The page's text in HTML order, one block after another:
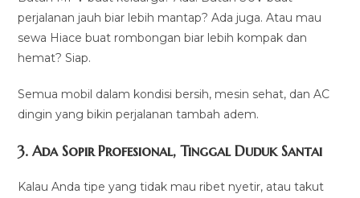
perjalanan jauh biar lebih mantap? Ada juga. Atau mau
sewa Hiace buat rombongan biar lebih kompak dan
hemat? Siap.
Semua mobil dalam kondisi bersih, mesin sehat, dan AC
dingin yang bikin perjalanan tambah adem.
3. Ada Sopir Profesional, Tinggal Duduk Santai
Kalau Anda tipe yang tidak mau ribet nyetir, atau takut